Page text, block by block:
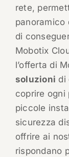
rete,
panoramico
di
Mobotix
l’offerta di
soluzioni di
coprire ogni
piccole
sicurezza
offrire ai
rispondano